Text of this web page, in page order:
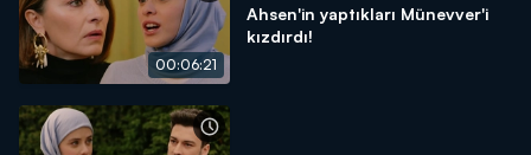
00:06:21
Ahsen'in yaptıkları Münevver'i
kızdırdı!